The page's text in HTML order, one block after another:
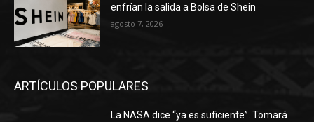
enfrían la salida a Bolsa de Shein
agosto 7, 2026
ARTÍCULOS POPULARES
La NASA dice “ya es suficiente”. Tomará